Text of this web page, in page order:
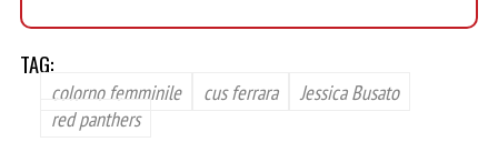
TAG:
colorno femminile cus ferrara
Jessica Busato
red panthers